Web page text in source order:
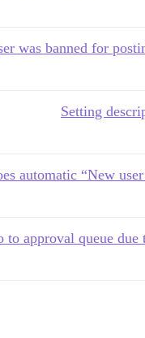
was banned for
Setting
automatic “New
to approval queue